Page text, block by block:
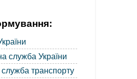
служба України
транспорту